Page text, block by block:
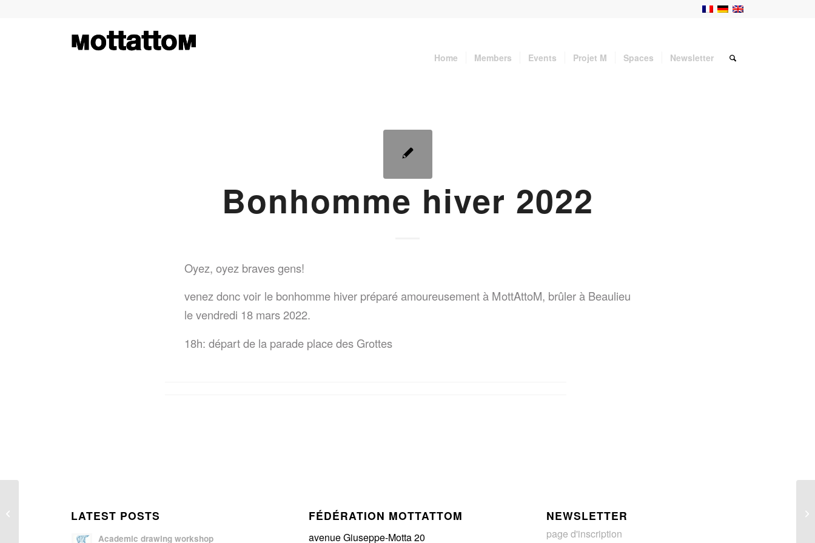
Home Members Events Projet M Spaces Newsletter
Bonhomme hiver 2022
Oyez, oyez braves gens!
venez donc voir le bonhomme hiver préparé amoureusement à MottAttoM, brûler à Beaulieu
le vendredi 18 mars 2022.
18h: départ de la parade place des Grottes
LATEST POSTS
Academic drawing workshop
FÉDÉRATION MOTTATTOM
avenue Giuseppe-Motta 20
NEWSLETTER
page d'inscription
paysages bucoliques –